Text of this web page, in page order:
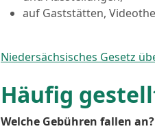
auf Gaststätten,
Niedersächsisches Gesetz
Häufig
Welche Gebühren fallen an?